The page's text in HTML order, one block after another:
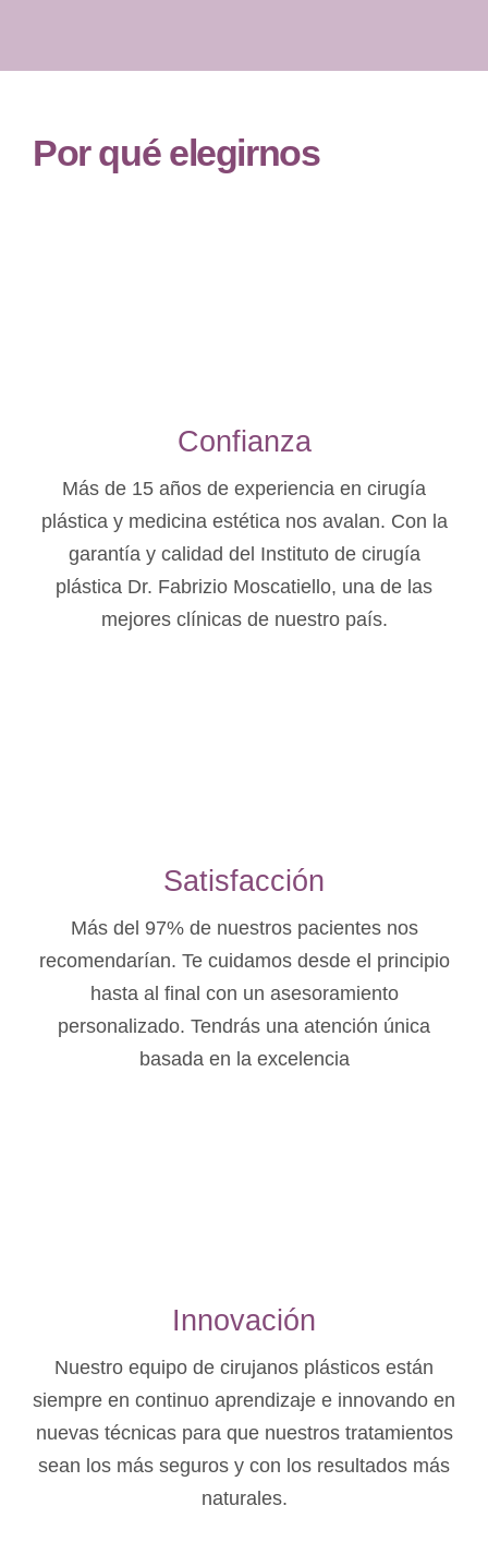
Por qué elegirnos
Confianza
Más de 15 años de experiencia en cirugía
plástica y medicina estética nos avalan. Con la
garantía y calidad del Instituto de cirugía
plástica Dr. Fabrizio Moscatiello, una de las
mejores clínicas de nuestro país.
Satisfacción
Más del 97% de nuestros pacientes nos
recomendarían. Te cuidamos desde el principio
hasta al final con un asesoramiento
personalizado. Tendrás una atención única
basada en la excelencia
Innovación
Nuestro equipo de cirujanos plásticos están
siempre en continuo aprendizaje e innovando en
nuevas técnicas para que nuestros tratamientos
sean los más seguros y con los resultados más
naturales.